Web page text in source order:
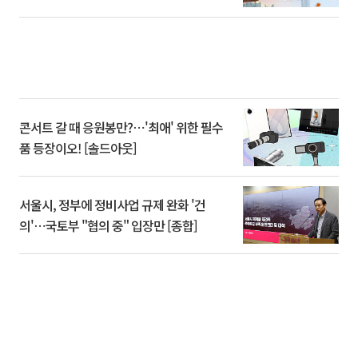
콘서트 갈 때 응원봉만?⋯'최애' 위한 필수
품 등장이오! [솔드아웃]
서울시, 정부에 정비사업 규제 완화 '건
의'⋯국토부 "협의 중" 입장만 [종합]